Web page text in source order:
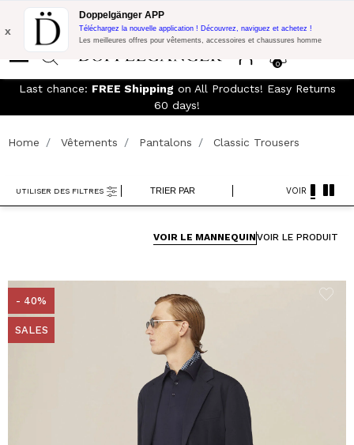
LIVRAISON GRATUITE!10% de réduction supplémentaire sur 300€
d'achat avec le code:
0
x
Doppelgänger APP
Téléchargez la nouvelle application ! Découvrez, naviguez et achetez !
Les meilleures offres pour vêtements, accessoires et chaussures homme
Last chance: FREE Shipping on All Products! Easy Returns
60 days!
Home Vêtements Pantalons Classic Trousers
TRIER PAR
UTILISER DES FILTRES VOIR
VOIR LE MANNEQUINVOIR LE PRODUIT
- 40%
SALES